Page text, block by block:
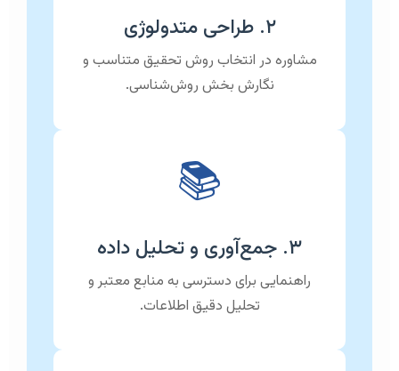
۲. طراحی متدولوژی
مشاوره در انتخاب روش تحقیق متناسب و
نگارش بخش روش‌شناسی.
📚
۳. جمع‌آوری و تحلیل داده
راهنمایی برای دسترسی به منابع معتبر و
تحلیل دقیق اطلاعات.